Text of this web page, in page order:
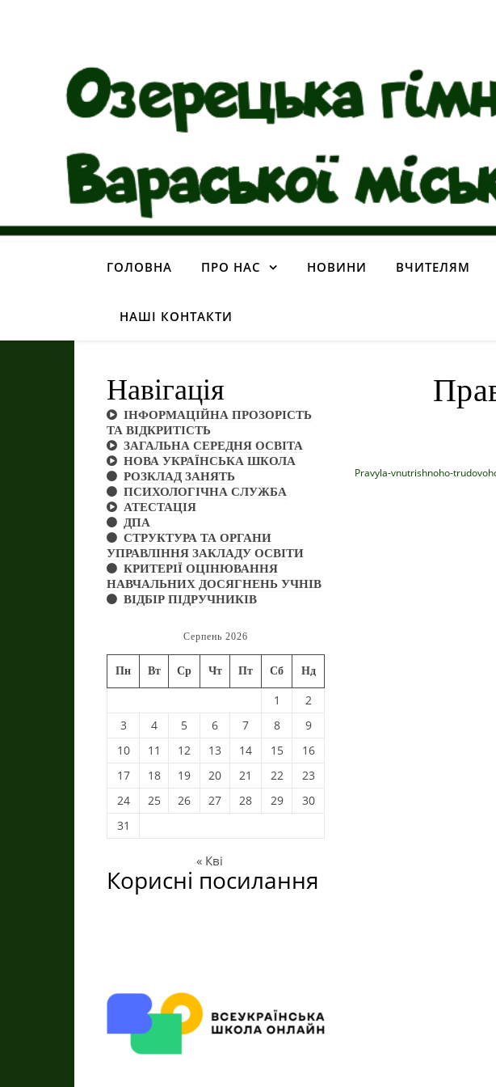
ГОЛОВНА ПРО НАС НОВИНИ ВЧИТЕЛЯМ
НАШІ КОНТАКТИ
Навігація
ІНФОРМАЦІЙНА ПРОЗОРІСТЬ
ТА ВІДКРИТІСТЬ
ЗАГАЛЬНА СЕРЕДНЯ ОСВІТА
НОВА УКРАЇНСЬКА ШКОЛА
РОЗКЛАД ЗАНЯТЬ
ПСИХОЛОГІЧНА СЛУЖБА
АТЕСТАЦІЯ
ДПА
СТРУКТУРА ТА ОРГАНИ
УПРАВЛІННЯ ЗАКЛАДУ ОСВІТИ
КРИТЕРІЇ ОЦІНЮВАННЯ
НАВЧАЛЬНИХ ДОСЯГНЕНЬ УЧНІВ
ВІДБІР ПІДРУЧНИКІВ
Серпень 2026
Пн Вт Ср Чт Пт Сб Нд
1
2
3
4 5 6 7 8
9
10
11 12 13 14 15
16
17
18 19 20 21 22
23
24
25 26 27 28 29
30
31
« Кві
Корисні посилання
Pravyla-vnutrishnoho-